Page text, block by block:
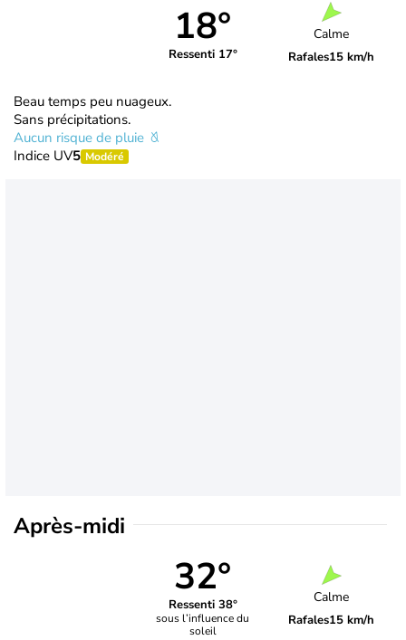
18°
Ressenti 17°
Calme
Rafales15 km/h
Beau temps peu nuageux.
Sans précipitations.
Aucun risque de pluie
Indice UV5 Modéré
Après-midi
32°
Ressenti 38°
sous l’influence du
soleil
Calme
Rafales15 km/h